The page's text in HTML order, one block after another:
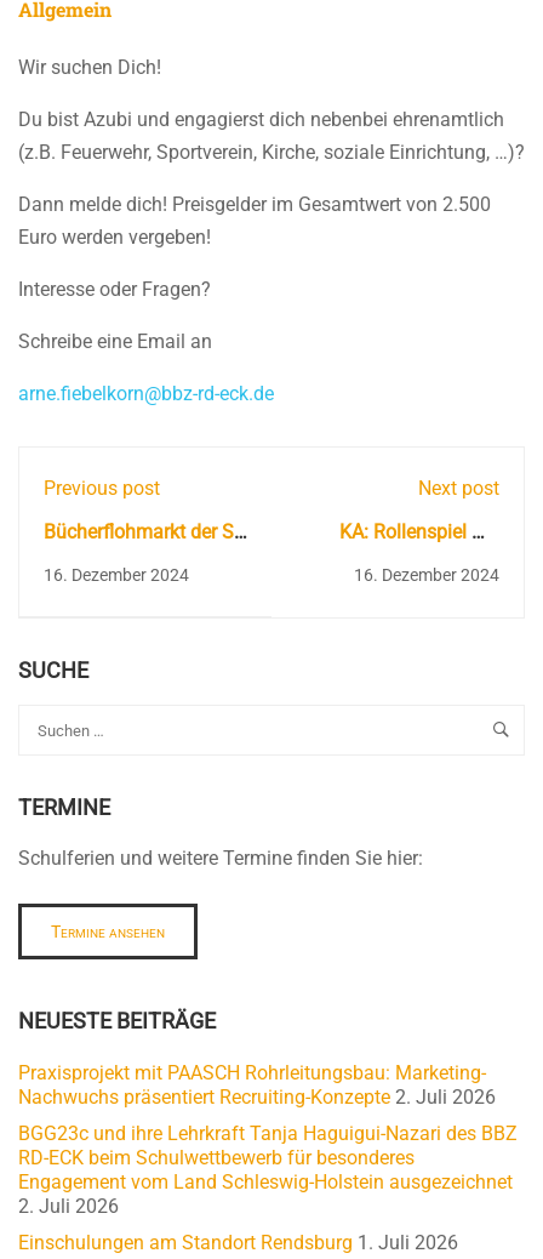
Allgemein
Wir suchen Dich!
Du bist Azubi und engagierst dich nebenbei ehrenamtlich
(z.B. Feuerwehr, Sportverein, Kirche, soziale Einrichtung, …)?
Dann melde dich! Preisgelder im Gesamtwert von 2.500
Euro werden vergeben!
Interesse oder Fragen?
Schreibe eine Email an
arne.fiebelkorn@bbz-rd-eck.de
Previous post
Bücherflohmarkt der SV
in Eckernförde ein voller
16. Dezember 2024
Next post
KA: Rollenspiel mit
Expertenwissen
16. Dezember 2024
SUCHE
TERMINE
Schulferien und weitere Termine finden Sie hier:
Termine ansehen
NEUESTE BEITRÄGE
Praxisprojekt mit PAASCH Rohrleitungsbau: Marketing-
Nachwuchs präsentiert Recruiting-Konzepte 2. Juli 2026
BGG23c und ihre Lehrkraft Tanja Haguigui-Nazari des BBZ
RD-ECK beim Schulwettbewerb für besonderes
Engagement vom Land Schleswig-Holstein ausgezeichnet
2. Juli 2026
Einschulungen am Standort Rendsburg 1. Juli 2026